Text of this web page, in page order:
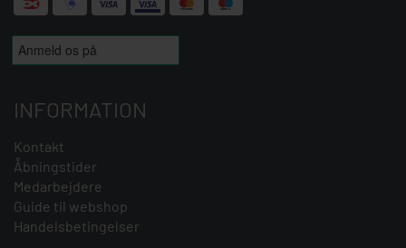
INFORMATION
Kontakt
Åbningstider
Medarbejdere
Guide til webshop
Handelsbetingelser